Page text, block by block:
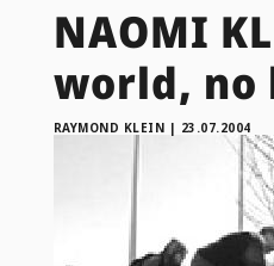
NAOMI
world, no
RAYMOND KLEIN | 23.07.2004